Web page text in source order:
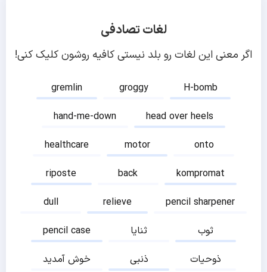
لغات تصادفی
اگر معنی این لغات رو بلد نیستی کافیه روشون کلیک کنی!
gremlin groggy
H-bomb
hand-me-down
head over heels
healthcare
motor
onto
riposte
back
kompromat
dull
relieve
pencil sharpener
pencil case
ثنایا
ثوب
خوش آمدید
ذنبی
ذوحیات